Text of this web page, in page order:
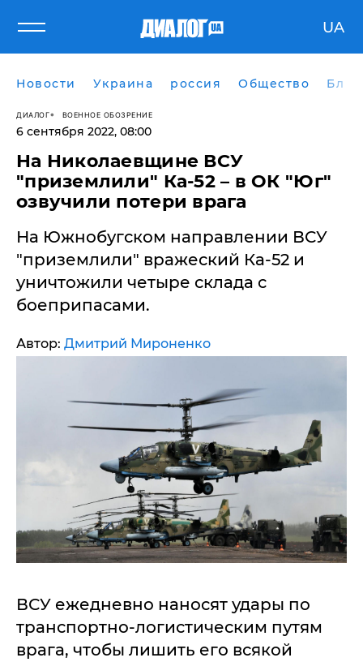
UA
Новости Украина россия Общество
ДИАЛОГ ВОЕННОЕ ОБОЗРЕНИЕ
6 сентября 2022, 08:00
​На Николаевщине ВСУ
"приземлили" Ка-52 – в ОК "Юг"
озвучили потери врага
На Южнобугском направлении ВСУ
"приземлили" вражеский Ка-52 и
уничтожили четыре склада с
боеприпасами.
Автор: Дмитрий Мироненко
ВСУ ежедневно наносят удары по
транспортно-логистическим путям
врага, чтобы лишить его всякой